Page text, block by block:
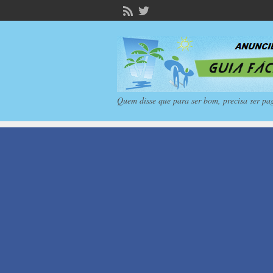
Quem disse que para ser bom, precisa ser